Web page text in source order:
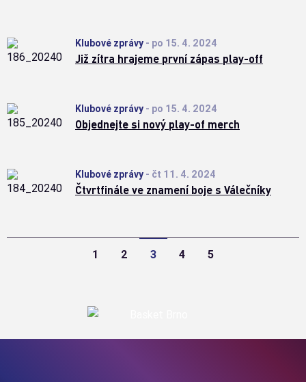
Klubové zprávy - po 15. 4. 2024
Již zítra hrajeme první zápas play-off
Klubové zprávy - po 15. 4. 2024
Objednejte si nový play-of merch
Klubové zprávy - čt 11. 4. 2024
Čtvrtfinále ve znamení boje s Válečníky
1 2 3 4 5